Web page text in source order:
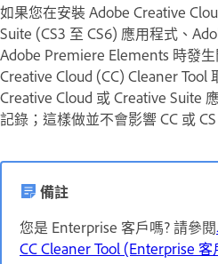
如果您在安裝 Adobe Creative
Suite (CS3 至 CS6) 應用程式、
Adobe Premiere Elements 時發
Creative Cloud (CC) Cleaner Tool
Creative Cloud 或 Creative Suite
記錄；這樣做並不會影響 CC 或
備註
您是 Enterprise 客戶嗎? 請參閱
CC Cleaner Tool (Enterprise 客